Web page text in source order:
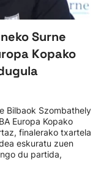
Surne
Kopako
Bilbaok Szombathely
Europa Kopako
finalerako txartela
eskuratu zuen
du partida,